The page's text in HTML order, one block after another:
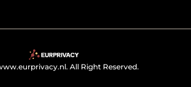
All Right Reserved.